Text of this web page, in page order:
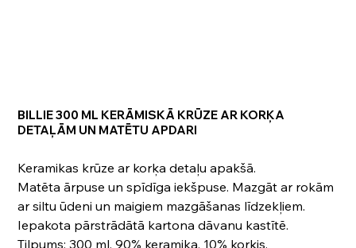
BILLIE 300 ML KERĀMISKĀ KRŪZE AR KORĶA
DETAĻĀM UN MATĒTU APDARI
Keramikas krūze ar korķa detaļu apakšā.
Matēta ārpuse un spīdīga iekšpuse. Mazgāt ar rokām
ar siltu ūdeni un maigiem mazgāšanas līdzekļiem.
Iepakota pārstrādātā kartona dāvanu kastītē.
Tilpums: 300 ml. 90% keramika, 10% korķis.